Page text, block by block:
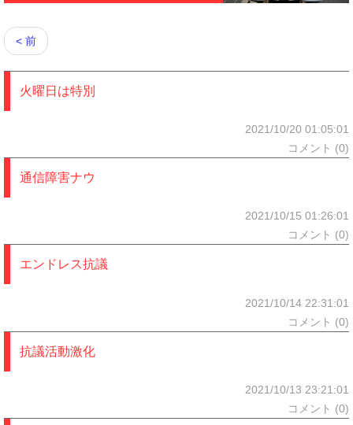
< 前
火曜日は特別
2021/10/20 01:05:01
コメント (0)
通信障害ナウ
2021/10/15 01:26:01
コメント (0)
エンドレス抗議
2021/10/14 22:31:01
コメント (0)
抗議活動激化
2021/10/13 23:21:01
コメント (0)